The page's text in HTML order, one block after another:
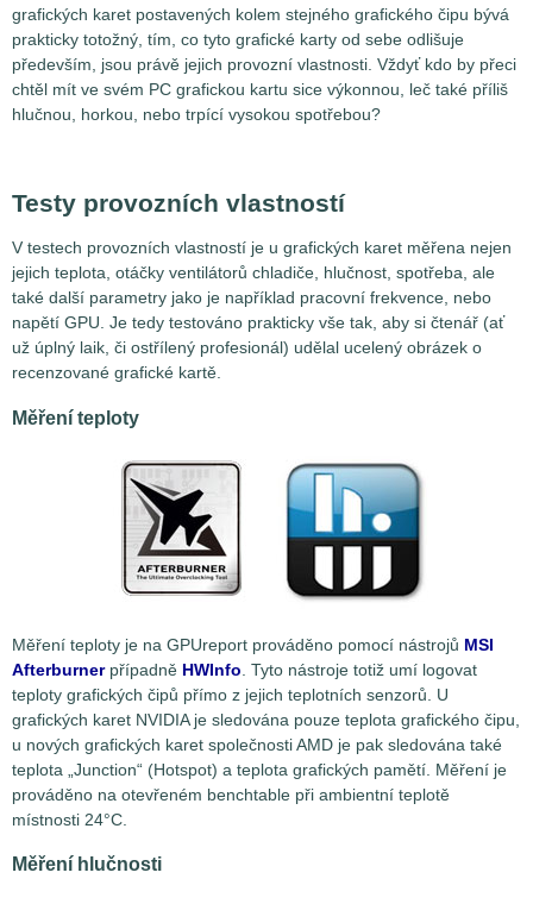
grafických karet postavených kolem stejného grafického čipu bývá
prakticky totožný, tím, co tyto grafické karty od sebe odlišuje
především, jsou právě jejich provozní vlastnosti. Vždyť kdo by přeci
chtěl mít ve svém PC grafickou kartu sice výkonnou, leč také příliš
hlučnou, horkou, nebo trpící vysokou spotřebou?
Testy provozních vlastností
V testech provozních vlastností je u grafických karet měřena nejen
jejich teplota, otáčky ventilátorů chladiče, hlučnost, spotřeba, ale
také další parametry jako je například pracovní frekvence, nebo
napětí GPU. Je tedy testováno prakticky vše tak, aby si čtenář (ať
už úplný laik, či ostřílený profesionál) udělal ucelený obrázek o
recenzované grafické kartě.
Měření teploty
Měření teploty je na GPUreport prováděno pomocí nástrojů MSI
Afterburnerpřípadně HWInfo . Tyto nástroje totiž umí logovat
teploty grafických čipů přímo z jejich teplotních senzorů. U
grafických karet NVIDIA je sledována pouze teplota grafického čipu,
u nových grafických karet společnosti AMD je pak sledována také
teplota „Junction“ (Hotspot) a teplota grafických pamětí. Měření je
prováděno na otevřeném benchtable při ambientní teplotě
místnosti 24°C.
Měření hlučnosti